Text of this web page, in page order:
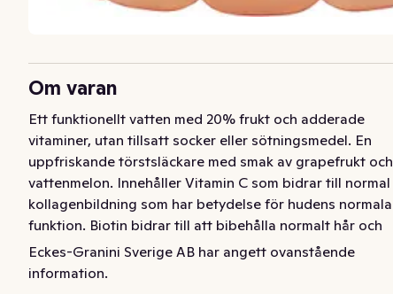
Om varan
Ett funktionellt vatten med 20% frukt och adderade
vitaminer, utan tillsatt socker eller sötningsmedel. En
uppfriskande törstsläckare med smak av grapefrukt och
vattenmelon. Innehåller Vitamin C som bidrar till normal
kollagenbildning som har betydelse för hudens normala
funktion. Biotin bidrar till att bibehålla normalt hår och
normal hud. Zink bidrar till att bibehålla normal hud och
normala naglar​.
Eckes-Granini Sverige AB har angett ovanstående
information.